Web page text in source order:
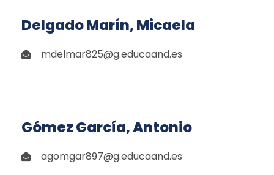
Delgado Marín, Micaela
mdelmar825@g.educaand.es
Gómez García, Antonio
agomgar897@g.educaand.es